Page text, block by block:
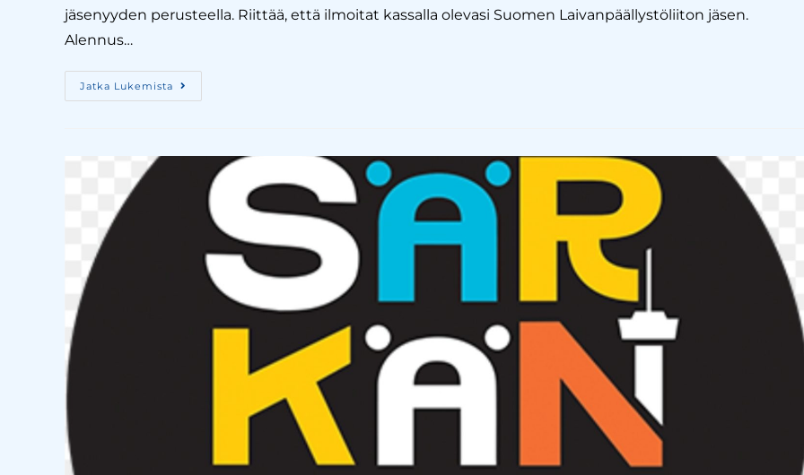
jäsenyyden perusteella. Riittää, että ilmoitat kassalla olevasi Suomen Laivanpäällystöliiton jäsen.
Alennus…
Jatka Lukemista